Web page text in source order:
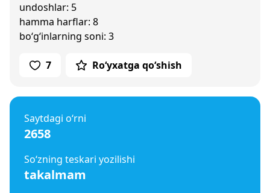
undoshlar: 5
hamma harflar: 8
bo‘g‘inlarning soni: 3
7 Ro‘yxatga qo‘shish
Saytdagi o‘rni
2658
So‘zning teskari yozilishi
takalmam